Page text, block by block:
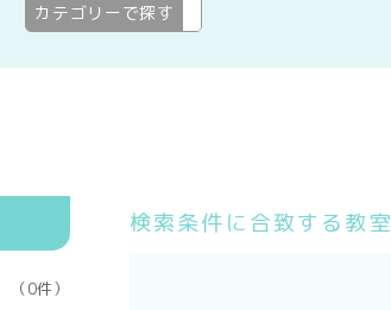
カテゴリーで探す
（0件）
検索条件に合致する教室